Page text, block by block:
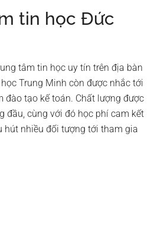
tin học Đức
tâm tin học uy tín trên địa bàn
Trung Minh còn được nhắc tới
đào tạo kế toán. Chất lượng được
đầu, cùng với đó học phí cam kết
hút nhiều đối tượng tới tham gia